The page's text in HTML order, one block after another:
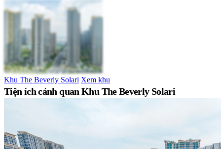
Khu The Beverly Solari Xem khu
Tiện ích cảnh quan Khu The Beverly Solari